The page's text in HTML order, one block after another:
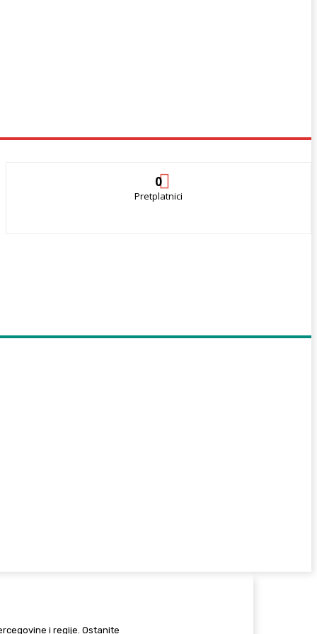
0
Pretplatnici
i regije. Ostanite